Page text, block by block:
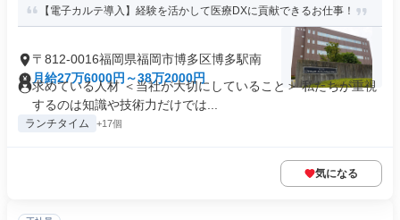
【電子カルテ導入】経験を活かして医療DXに貢献できるお仕事！
〒812-0016福岡県福岡市博多区博多駅南
月給27万6000円～38万2000円
求めている人材 ＜当社が大切にしていること＞ 私たちが重視
するのは知識や技術力だけでは...
ランチタイム +17個
気になる